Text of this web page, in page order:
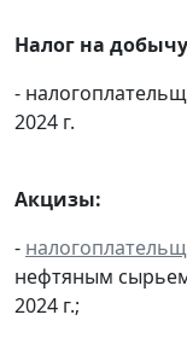
Налог на
-
2024 г.
Акцизы:
-
нефтяным
2024 г.;